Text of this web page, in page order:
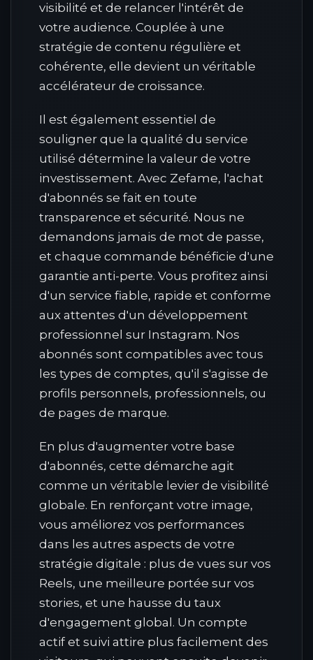
visibilité et de relancer l'intérêt de
votre audience. Couplée à une
stratégie de contenu régulière et
cohérente, elle devient un véritable
accélérateur de croissance.
Il est également essentiel de
souligner que la qualité du service
utilisé détermine la valeur de votre
investissement. Avec Zefame, l'achat
d'abonnés se fait en toute
transparence et sécurité. Nous ne
demandons jamais de mot de passe,
et chaque commande bénéficie d'une
garantie anti-perte. Vous profitez ainsi
d'un service fiable, rapide et conforme
aux attentes d'un développement
professionnel sur Instagram. Nos
abonnés sont compatibles avec tous
les types de comptes, qu'il s'agisse de
profils personnels, professionnels, ou
de pages de marque.
En plus d'augmenter votre base
d'abonnés, cette démarche agit
comme un véritable levier de visibilité
globale. En renforçant votre image,
vous améliorez vos performances
dans les autres aspects de votre
stratégie digitale : plus de vues sur vos
Reels, une meilleure portée sur vos
stories, et une hausse du taux
d'engagement global. Un compte
actif et suivi attire plus facilement des